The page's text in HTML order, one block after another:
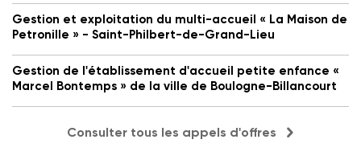
Gestion et exploitation du multi-accueil « La Maison de
Petronille » - Saint-Philbert-de-Grand-Lieu
Gestion de l'établissement d'accueil petite enfance «
Marcel Bontemps » de la ville de Boulogne-Billancourt
Consulter tous les appels d'offres